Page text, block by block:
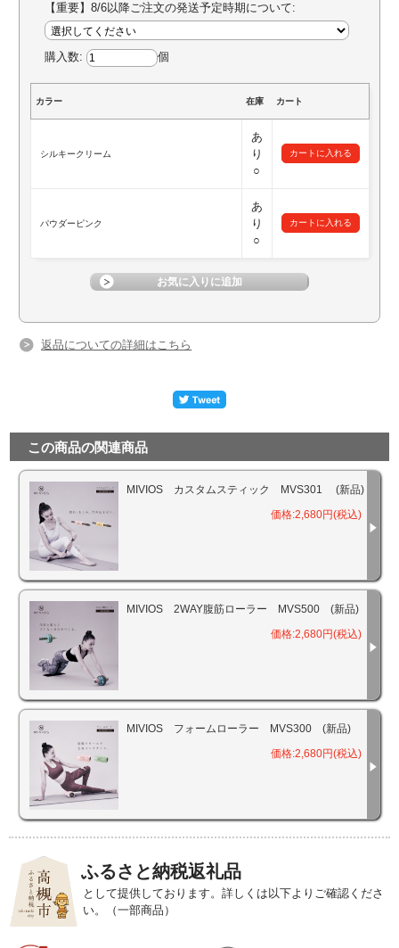
【重要】8/6以降ご注文の発送予定時期について:
購入数: 個
カラー 在庫 カート
シルキークリーム
あ
り
○
パウダーピンク
あ
り
○
返品についての詳細はこちら
この商品の関連商品
MIVIOS カスタムスティック MVS301 (新品)
価格:2,680円(税込)
MIVIOS 2WAY腹筋ローラー MVS500 (新品)
価格:2,680円(税込)
MIVIOS フォームローラー MVS300 (新品)
価格:2,680円(税込)
ふるさと納税返礼品
として提供しております。詳しくは以下よりご確認くださ
い。（一部商品）